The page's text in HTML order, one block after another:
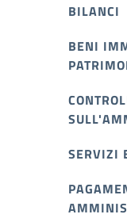
BILANCI
BENI
SERVIZI